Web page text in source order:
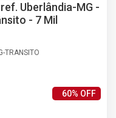
Uberlândia-MG -
- 7 Mil
TRANSITO
60% OFF